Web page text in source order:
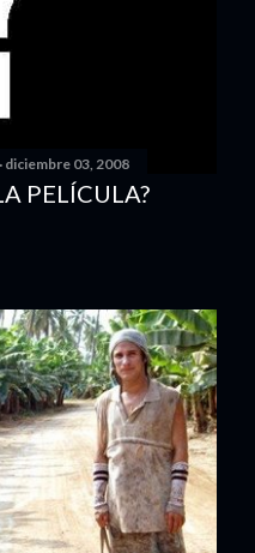
diciembre 03, 2008
PELÍCULA?